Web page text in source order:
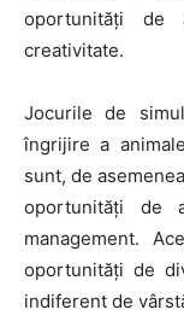
oportunități
creativitate.
Jocurile de
îngrijire a
sunt, de
oportunități de
management.
oportunități de
indiferent de